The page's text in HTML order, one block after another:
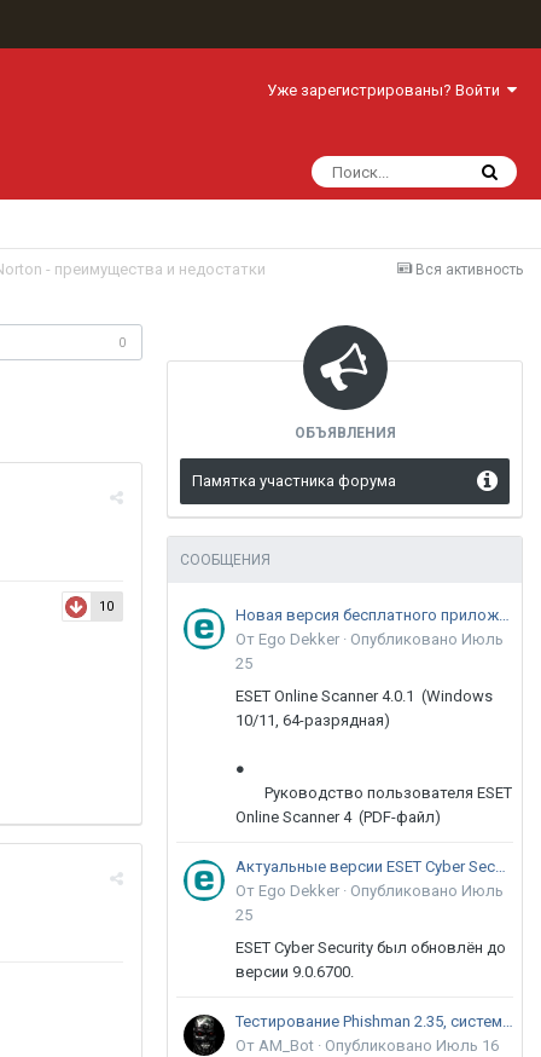
Уже зарегистрированы? Войти
Вся активность
- преимущества и недостатки
0
10
ОБЪЯВЛЕНИЯ
Памятка участника форума
СООБЩЕНИЯ
Новая версия бесплатного приложения ESET Online Scanner доступна пользователям
От Ego Dekker · Опубликовано Июль
25
ESET Online Scanner 4.0.1 (Windows
10/11, 64-разрядная)
●
Руководство пользователя ESET
Online Scanner 4 (PDF-файл)
Актуальные версии ESET Cyber Security 9
От Ego Dekker · Опубликовано Июль
25
ESET Cyber Security был обновлён до
версии 9.0.6700.
Тестирование Phishman 2.35, системы повышения осведомлённости пользователей в сфере ИБ
От AM_Bot · Опубликовано Июль 16